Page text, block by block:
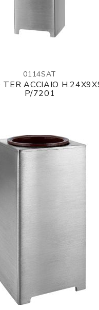
0114SAT
TER ACCIAIO
P/7201